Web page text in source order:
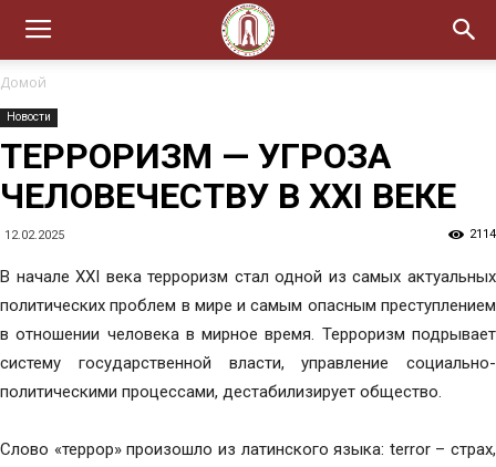
Домой
Новости
ТЕРРОРИЗМ — УГРОЗА
ЧЕЛОВЕЧЕСТВУ В XXI ВЕКЕ
12.02.2025 2114
В начале XXI века терроризм стал одной из самых актуальных
политических проблем в мире и самым опасным преступлением
в отношении человека в мирное время. Терроризм подрывает
систему государственной власти, управление социально-
политическими процессами, дестабилизирует общество.
Слово «террор» произошло из латинского языка: terror – страх,